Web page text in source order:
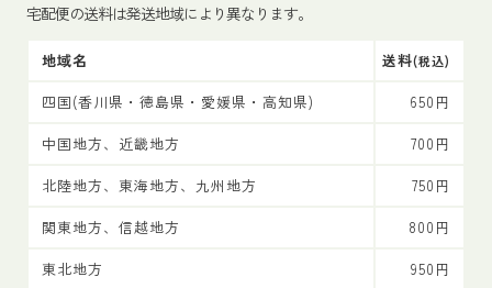
宅配便の送料は発送地域により異なります。
地域名 送料(税込)
四国(香川県・徳島県・愛媛県・高知県)
650円
中国地方、近畿地方
700円
北陸地方、東海地方、九州地方
750円
関東地方、信越地方
800円
東北地方
950円